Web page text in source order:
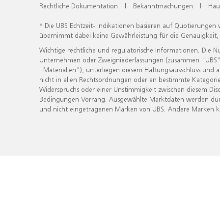
Rechtliche Dokumentation | Bekanntmachungen |
* Die UBS Echtzeit- Indikationen basieren auf
übernimmt dabei keine Gewährleistung für die
Wichtige rechtliche und regulatorische Informationen. Die
Unternehmen oder Zweigniederlassungen (zusammen
"Materialien"), unterliegen diesem Haftungsausschluss
nicht in allen Rechtsordnungen oder an bestimmte
Widerspruchs oder einer Unstimmigkeit zwischen diesem
Bedingungen Vorrang. Ausgewählte Marktdaten werden
und nicht eingetragenen Marken von UBS. Andere Marken